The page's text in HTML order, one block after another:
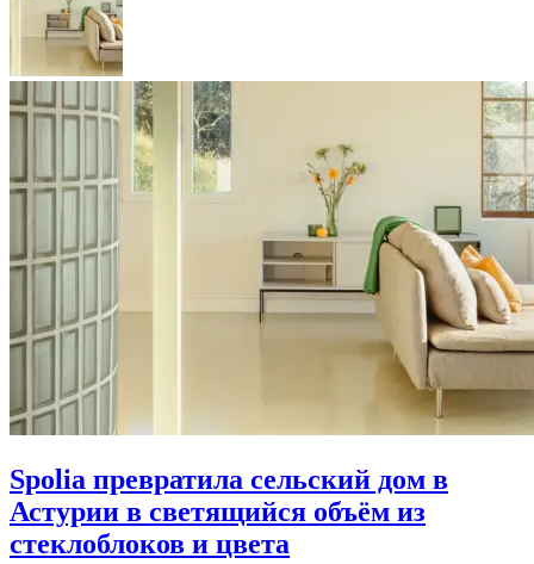
Spolia превратила сельский дом в
Астурии в светящийся объём из
стеклоблоков и цвета